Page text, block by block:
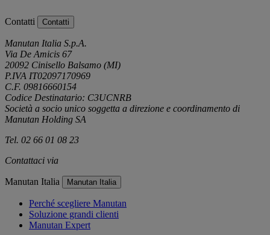
Contatti Contatti
Manutan Italia S.p.A.
Via De Amicis 67
20092 Cinisello Balsamo (MI)
P.IVA IT02097170969
C.F. 09816660154
Codice Destinatario: C3UCNRB
Società a socio unico soggetta a direzione e coordinamento di
Manutan Holding SA
Tel. 02 66 01 08 23
Contattaci via
Manutan Italia Manutan Italia
Perché scegliere Manutan
Soluzione grandi clienti
Manutan Expert